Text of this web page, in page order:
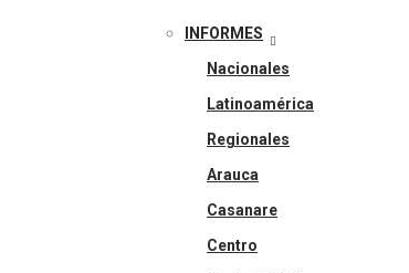
INFORMES
Nacionales
Latinoamérica
Regionales
Arauca
Casanare
Centro